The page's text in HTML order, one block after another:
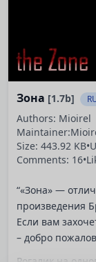
Зона [1.7b]
Authors: Mioirel
Maintainer:
Size: 443.92 KB•
Comments: 16•
“«Зона» —
произведения
Если вам
– добро